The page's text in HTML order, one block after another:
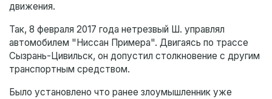
движения.
Так, 8 февраля 2017 года нетрезвый Ш. управлял
автомобилем "Ниссан Примера". Двигаясь по трассе
Сызрань-Цивильск, он допустил столкновение с другим
транспортным средством.
Было установлено что ранее злоумышленник уже